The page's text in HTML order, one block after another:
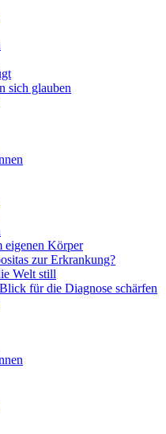
sich glauben
eigenen Körper
zur Erkrankung?
Welt still
für die Diagnose schärfen